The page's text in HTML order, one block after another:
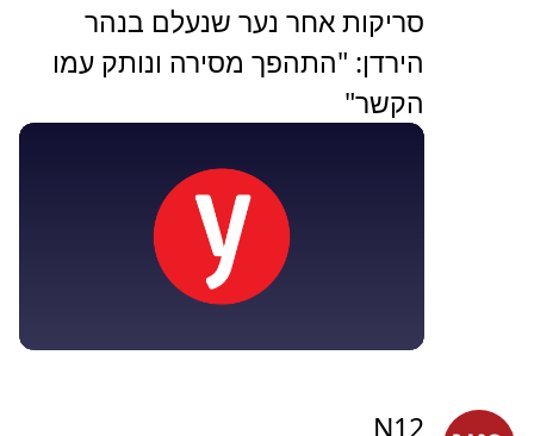
סריקות אחר נער שנעלם בנהר
הירדן: "התהפך מסירה ונותק עמו
הקשר"
N12